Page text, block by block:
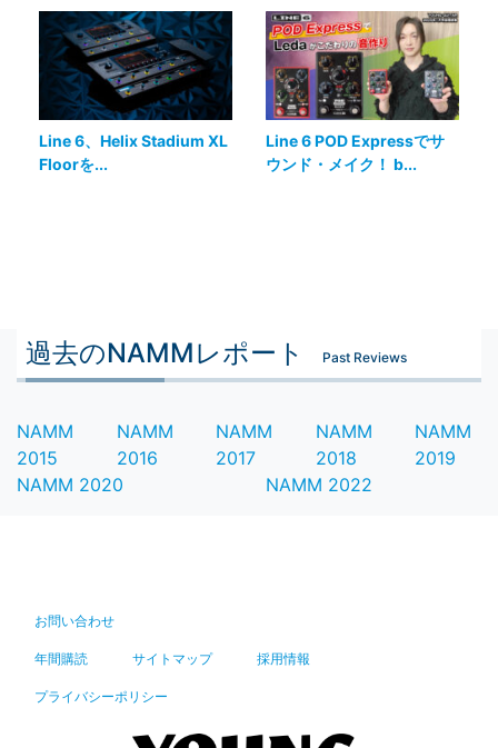
Line 6、Helix Stadium XL
Floorを...
Line 6 POD Expressでサ
ウンド・メイク！ b...
過去のNAMMレポート Past Reviews
NAMM
2015
NAMM
2016
NAMM
2017
NAMM
2018
NAMM
2019
NAMM 2020
NAMM 2022
お問い合わせ
年間購読 サイトマップ 採用情報
プライバシーポリシー